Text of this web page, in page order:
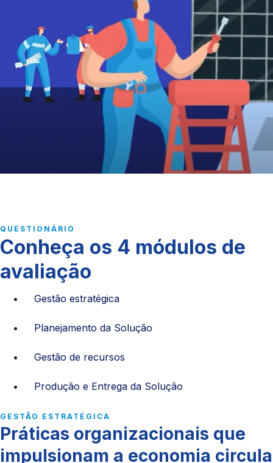
QUESTIONÁRIO
Conheça os 4 módulos de
avaliação
Gestão estratégica
Planejamento da Solução
Gestão de recursos
Produção e Entrega da Solução
GESTÃO ESTRATÉGICA
Práticas organizacionais que
impulsionam a economia